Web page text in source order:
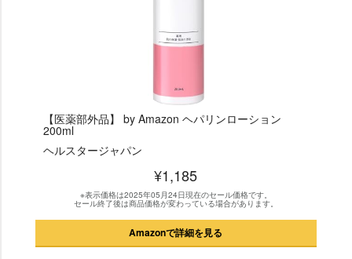
【医薬部外品】 by Amazon ヘパリンローション
200ml
ヘルスタージャパン
¥1,185
※表示価格は2025年05月24日現在のセール価格です。
セール終了後は商品価格が変わっている場合があります。
Amazonで詳細を見る